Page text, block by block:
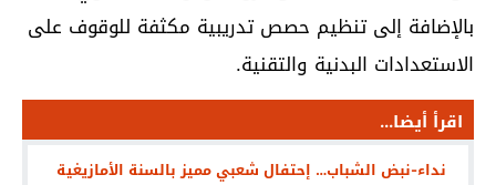
بالإضافة إلى تنظيم حصص تدريبية مكثفة للوقوف على
الاستعدادات البدنية والتقنية.
اقرأ أيضا...
نداء-نبض الشباب… إحتفال شعبي مميز بالسنة الأمازيغية